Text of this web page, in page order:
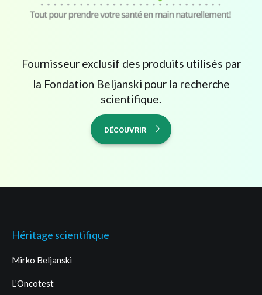
Fournisseur exclusif des produits utilisés par
la Fondation Beljanski pour la recherche
scientifique.
DÉCOUVRIR
Héritage scientifique
Mirko Beljanski
L’Oncotest